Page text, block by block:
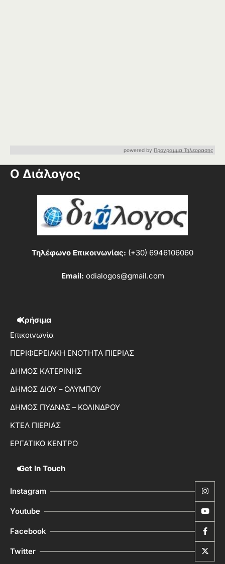
powered by Προγραμμα Τηλεορασης
Ο Διάλογος
Τηλέφωνο Επικοινωνίας: (+30) 6946106060
Email: odialogos@gmail.com
Χρήσιμα
Επικοινωνία
ΠΕΡΙΦΕΡΕΙΑΚΗ ΕΝΟΤΗΤΑ ΠΙΕΡΙΑΣ
ΔΗΜΟΣ ΚΑΤΕΡΙΝΗΣ
ΔΗΜΟΣ ΔΙΟΥ – ΟΛΥΜΠΟΥ
ΔΗΜΟΣ ΠΥΔΝΑΣ – ΚΟΛΙΝΔΡΟΥ
ΚΤΕΛ ΠΙΕΡΙΑΣ
ΕΡΓΑΤΙΚΟ ΚΕΝΤΡΟ
Get In Touch
Instagram
Youtube
Facebook
Twitter